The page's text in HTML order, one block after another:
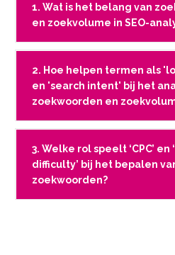
1. Wat is het belang van
en zoekvolume in SEO-
2. Hoe helpen termen als
en 'search intent' bij het
zoekwoorden en
3. Welke rol speelt ‘CPC’ en
difficulty’ bij het bepalen
zoekwoorden?